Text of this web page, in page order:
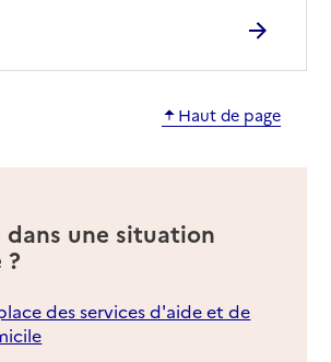
Haut de page
dans une situation
?
des services d'aide et de